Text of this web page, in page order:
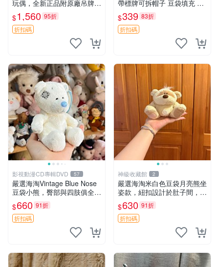
玩偶，全新正品附原廠吊牌與
防塵袋，內藏薰衣草可加熱，
適合各個年齡層，冷暖兩用享
受抱抱樂趣，不容錯過嚴選好
$1,560 95折
折扣碼
帶標牌可拆帽子 豆袋填充 附
實拍 微瑕處理 十足可愛 單只
15.9元 松鼠變裝 棉質豆袋 玩
具熊
$339 83折
折扣碼
影視動漫CD專輯DVD 57
嚴選海淘Vintage Blue Nose
豆袋小熊，臀部與四肢俱全，
坐高11公分，附原盒與吊牌
收藏。藍鼻子小熊，值得擁有
玩具 憶熊
$660 91折
折扣碼
神級收藏館 2
嚴選海淘米白色豆袋月亮熊坐
姿款，紐扣設計於肚子間，觸
感柔軟，實用推薦。主頁60
包 月亮熊 豆袋 細節
$630 91折
折扣碼